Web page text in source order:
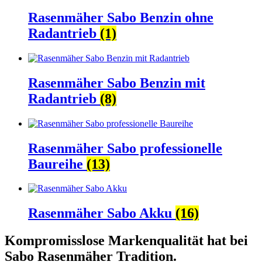
Rasenmäher Sabo Benzin ohne
Radantrieb (1)
Rasenmäher Sabo Benzin mit
Radantrieb (8)
Rasenmäher Sabo professionelle
Baureihe (13)
Rasenmäher Sabo Akku (16)
Kompromisslose Markenqualität hat bei
Sabo Rasenmäher Tradition.